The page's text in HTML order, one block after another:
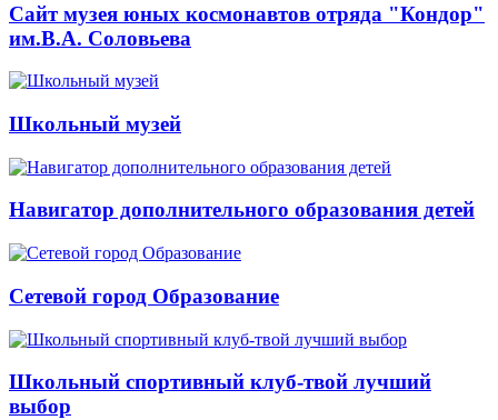
Сайт музея юных космонавтов отряда "Кондор"
им.В.А. Соловьева
Школьный музей
Навигатор дополнительного образования детей
Сетевой город Образование
Школьный спортивный клуб-твой лучший
выбор